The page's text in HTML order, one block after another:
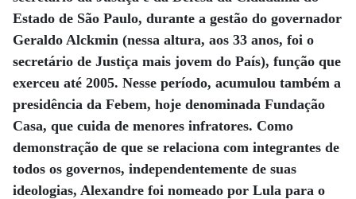
Estado de São Paulo, durante a gestão do governador
Geraldo Alckmin (nessa altura, aos 33 anos, foi o
secretário de Justiça mais jovem do País), função que
exerceu até 2005. Nesse período, acumulou também a
presidência da Febem, hoje denominada Fundação
Casa, que cuida de menores infratores. Como
demonstração de que se relaciona com integrantes de
todos os governos, independentemente de suas
ideologias, Alexandre foi nomeado por Lula para o